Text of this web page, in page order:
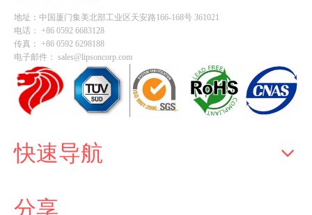
地址： 中国厦门集美北部工业区天安路166-168号 361021
电话： +86 0592 6683128
传真： +86 0592 6298188
电子邮件： sales@lipsoncorp.com
快速导航
分享